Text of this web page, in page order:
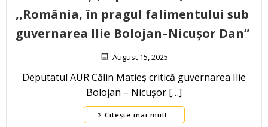
,,România, în pragul falimentului sub
guvernarea Ilie Bolojan–Nicușor Dan”
August 15, 2025
Deputatul AUR Călin Matieș critică guvernarea Ilie
Bolojan – Nicușor […]
Citește mai mult..